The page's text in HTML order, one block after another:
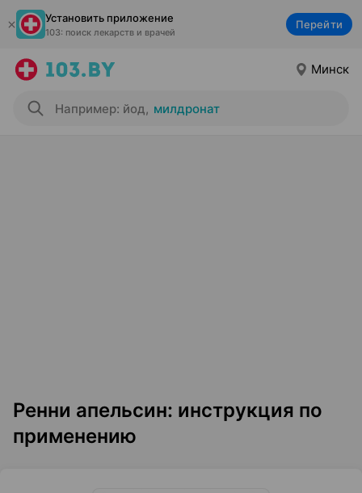
Установить приложение
103: поиск лекарств и врачей
Перейти
Минск
Например: йод, милдронат
Ренни апельсин: инструкция по
применению